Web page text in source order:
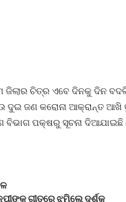
ଚିତ୍ର ଏବେ ଦିନକୁ ଦିନ
ଦୁଇ ଜଣ କରୋନା ଆକ୍ରାନ୍ତ ଆଖି
ବିଭାଗ ପକ୍ଷରୁ ସୂଚନା
ଗୀତରେ ଝୁମିଲେ ଦର୍ଶକ